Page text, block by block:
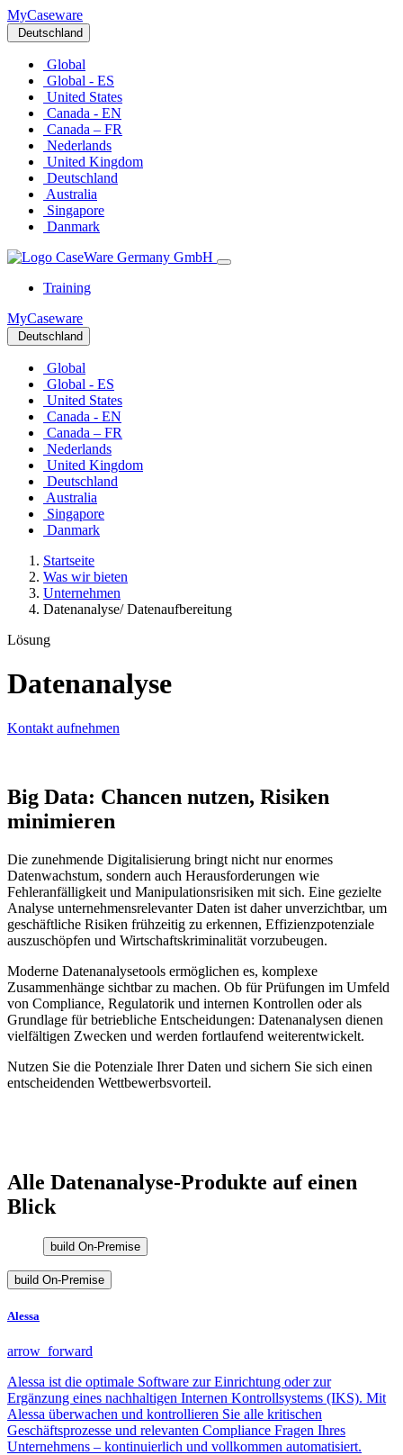
MyCaseware
Deutschland
Global
Global - ES
United States
Canada - EN
Canada – FR
Nederlands
United Kingdom
Deutschland
Australia
Singapore
Danmark
Training
MyCaseware
Deutschland
Global
Global - ES
United States
Canada - EN
Canada – FR
Nederlands
United Kingdom
Deutschland
Australia
Singapore
Danmark
Startseite
Was wir bieten
Unternehmen
Datenanalyse/ Datenaufbereitung
Lösung
Datenanalyse
Kontakt aufnehmen
Big Data: Chancen nutzen, Risiken
minimieren
Die zunehmende Digitalisierung bringt nicht nur enormes
Datenwachstum, sondern auch Herausforderungen wie
Fehleranfälligkeit und Manipulationsrisiken mit sich. Eine gezielte
Analyse unternehmensrelevanter Daten ist daher unverzichtbar, um
geschäftliche Risiken frühzeitig zu erkennen, Effizienzpotenziale
auszuschöpfen und Wirtschaftskriminalität vorzubeugen.
Moderne Datenanalysetools ermöglichen es, komplexe
Zusammenhänge sichtbar zu machen. Ob für Prüfungen im Umfeld
von Compliance, Regulatorik und internen Kontrollen oder als
Grundlage für betriebliche Entscheidungen: Datenanalysen dienen
vielfältigen Zwecken und werden fortlaufend weiterentwickelt.
Nutzen Sie die Potenziale Ihrer Daten und sichern Sie sich einen
entscheidenden Wettbewerbsvorteil.
Alle Datenanalyse-Produkte auf einen
Blick
build On-Premise
build On-Premise
Alessa
arrow_forward
Alessa ist die optimale Software zur Einrichtung oder zur
Ergänzung eines nachhaltigen Internen Kontrollsystems (IKS). Mit
Alessa überwachen und kontrollieren Sie alle kritischen
Geschäftsprozesse und relevanten Compliance Fragen Ihres
Unternehmens – kontinuierlich und vollkommen automatisiert.